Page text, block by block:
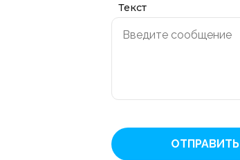
Текст
ОТПРАВИТЬ